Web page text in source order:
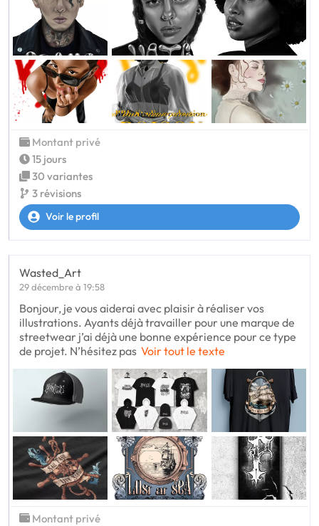
Montant privé
15 jours
30 variantes
3 révisions
Voir le profil
Wasted_Art
29 décembre à 19:58
Bonjour, je vous aiderai avec plaisir à réaliser vos
illustrations. Ayants déjà travailler pour une marque de
streetwear j’ai déjà une bonne expérience pour ce type
de projet. N’hésitez pas Voir tout le texte
Montant privé